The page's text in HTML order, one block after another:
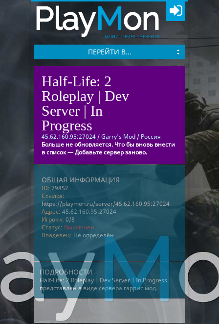
PlayMon
МОНИТОРИНГ СЕРВЕРОВ
ПЕРЕЙТИ В...
Half-Life: 2
Roleplay | Dev
Server | In
Progress
45.62.160.95:27024 /Garry's Mod / Россия
Больше не обновляется. Что бы вновь внести
в список — Добавьте сервер заново.
ОБЩАЯ ИНФОРМАЦИЯ
ID: 79852
Ссылка:
https://playmon.ru/server/45.62.160.95:27024
Адрес: 45.62.160.95:27024
Игроки: 0/8
Статус: Выключен
Владелец: Не определён
ПОДРОБНОСТИ
Half-Life: 2 Roleplay | Dev Server | In Progress
представлен в виде сервера гаррис мод.